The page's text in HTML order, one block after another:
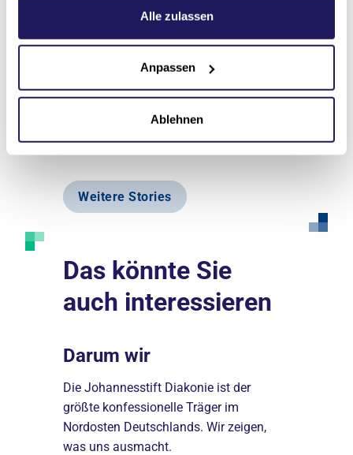
.Alle zulassen
Anpassen
Ablehnen
Soziales/Pädagogik/Bildung
Zur Story
Weitere Stories
Das könnte Sie
auch interessieren
Darum wir
Die Johannesstift Diakonie ist der
größte konfessionelle Träger im
Nordosten Deutschlands. Wir zeigen,
was uns ausmacht.